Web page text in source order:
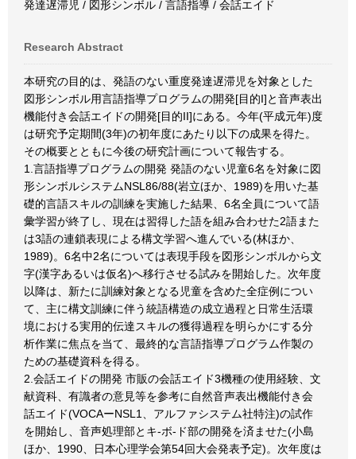
発達遅滞児 / 図形シンボル / 言語指導 / 会話エイド
Research Abstract
本研究の目的は、発語のない重度発達遅滞児を対象とした
図形シンボル用言語指導プログラムの開発[目的I]と音声表出
機能付き会話エイドの開発[目的II]にある。今年(平成元年)度
は研究予定期間(3年)の初年度にあたり以下の成果を得た。
その概要とともに今後の研究計画について報告する。
1.言語指導プログラムの開発 発語のない児童6名を対象に図
形シンボルシステムNSL86/88(岩立ほか、1989)を用いた基
礎的言語スキルの訓練を実施した結果、6名全員について語
彙学習が終了し、現在は習得した語を組み合わせた2語また
は3語の連鎖表現による構文学習へ進んでいる(林ほか、
1989)。6名中2名については表現手段を図形シンボルから文
字(漢字あるいは仮名)へ移行させる試みを開始した。次年度
以降は、新たに訓練対象となる児童を含めた全症例につい
て、主に構文訓練に伴う統語構造の成立過程と日常生活環
境における実用的伝達スキルの獲得過程を明らかにする分
析作業に焦点を当て、最終的な言語指導プログラム作製の
ための基礎資科を得る。
2.会話エイドの開発 市販の会話エイド3機種の使用経験、文
献資科、有識者の意見等を参考に自然音声表出機能付き会
話エイド(VOCAーNSL1、アルファシステム社特注)の試作
を開始し、音声処理部とキ-ボ-ド部の開発を済ませた(小島
ほか、1990、日本心理学会第54回大会発表予定)。次年度は